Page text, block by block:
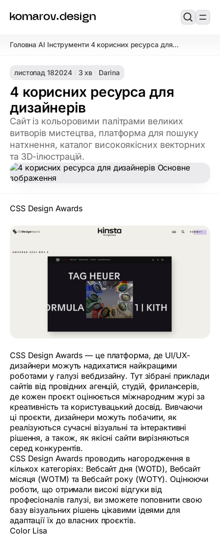
Головна/AI Інструменти/4 корисних ресурса для
листопад 182024 3 хв Darina
4 корисних ресурса для
дизайнерів
Cайт із кольоровими палітрами великих
витворів мистецтва, платформа для пошуку
натхнення, каталог високоякісних векторних
та 3D-ілюстрацій.
CSS Design Awards
CSS Design Awards — це платформа, де UI/UX-
дизайнери можуть надихатися найкращими
роботами у галузі вебдизайну. Тут зібрані приклади
сайтів від провідних агенцій, студій, фрилансерів,
де кожен проєкт оцінюється міжнародним журі за
креативність та користувацький досвід. Вивчаючи
ці проєкти, дизайнери можуть побачити, як
реалізуються сучасні візуальні та інтерактивні
рішення, а також, як якісні сайти вирізняються
серед конкурентів.
CSS Design Awards проводить нагородження в
кількох категоріях: Вебсайт дня (WOTD), Вебсайт
місяця (WOTM) та Вебсайт року (WOTY). Оцінюючи
роботи, що отримали високі відгуки від
професіоналів галузі, ви зможете поповнити свою
базу візуальних рішень цікавими ідеями для
адаптації їх до власних проєктів.
Color Lisa